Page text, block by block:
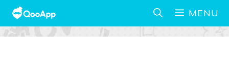
MENU